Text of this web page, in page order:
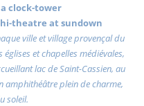
clock-tower
theatre at sundown
ville et village provençal du
et chapelles médiévales,
lac de Saint-Cassien, au
amphithéâtre plein de charme,
soleil.